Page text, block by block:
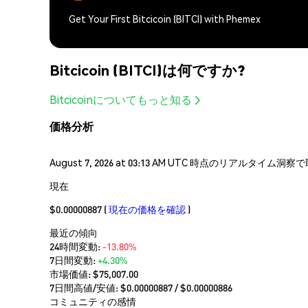
Get Your First Bitcicoin (BITCI) with Phemex
Bitcicoin (BITCI)は何ですか?
Bitcicoinについてもっと知る
価格分析
August 7, 2026 at 03:13 AM UTC 時点のリアルタイム洞察
現在
$0.00000887 (現在の価格を確認 )
最近の傾向
24時間変動: -13.80%
7日間変動:+4.30%
市場価値:$75,007.00
7日間高値/安値: $0.00000887/ $0.00000886
コミュニティの感情